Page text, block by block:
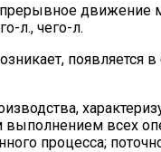
движение
л., чего-л.
появляется
всех
процесса;